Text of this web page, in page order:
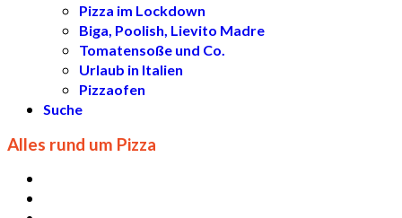
Pizza im Lockdown
Biga, Poolish, Lievito Madre
Tomatensoße und Co.
Urlaub in Italien
Pizzaofen
Suche
Alles rund um Pizza